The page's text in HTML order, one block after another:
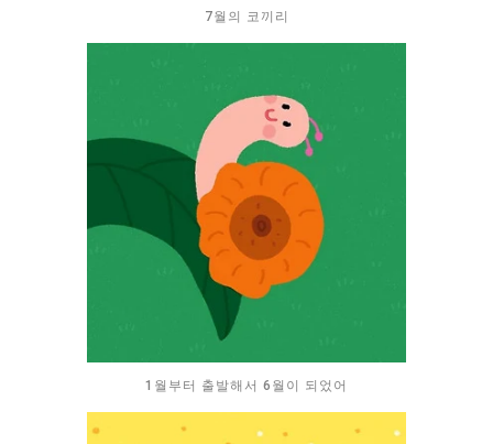
7월의 코끼리
1월부터 출발해서 6월이 되었어